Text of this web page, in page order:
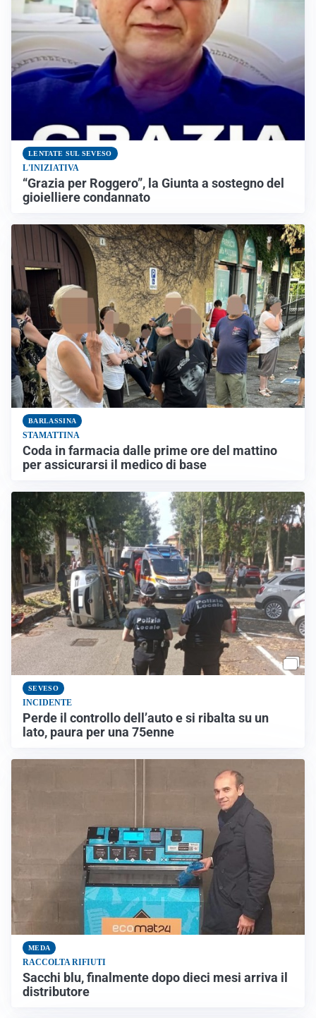
LENTATE SUL SEVESO
L'INIZIATIVA
“Grazia per Roggero”, la Giunta a sostegno del
gioielliere condannato
BARLASSINA
STAMATTINA
Coda in farmacia dalle prime ore del mattino
per assicurarsi il medico di base
SEVESO
INCIDENTE
Perde il controllo dell’auto e si ribalta su un
lato, paura per una 75enne
MEDA
RACCOLTA RIFIUTI
Sacchi blu, finalmente dopo dieci mesi arriva il
distributore